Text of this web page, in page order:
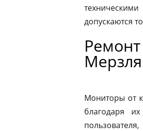
допускаются
Мониторы от
благодаря